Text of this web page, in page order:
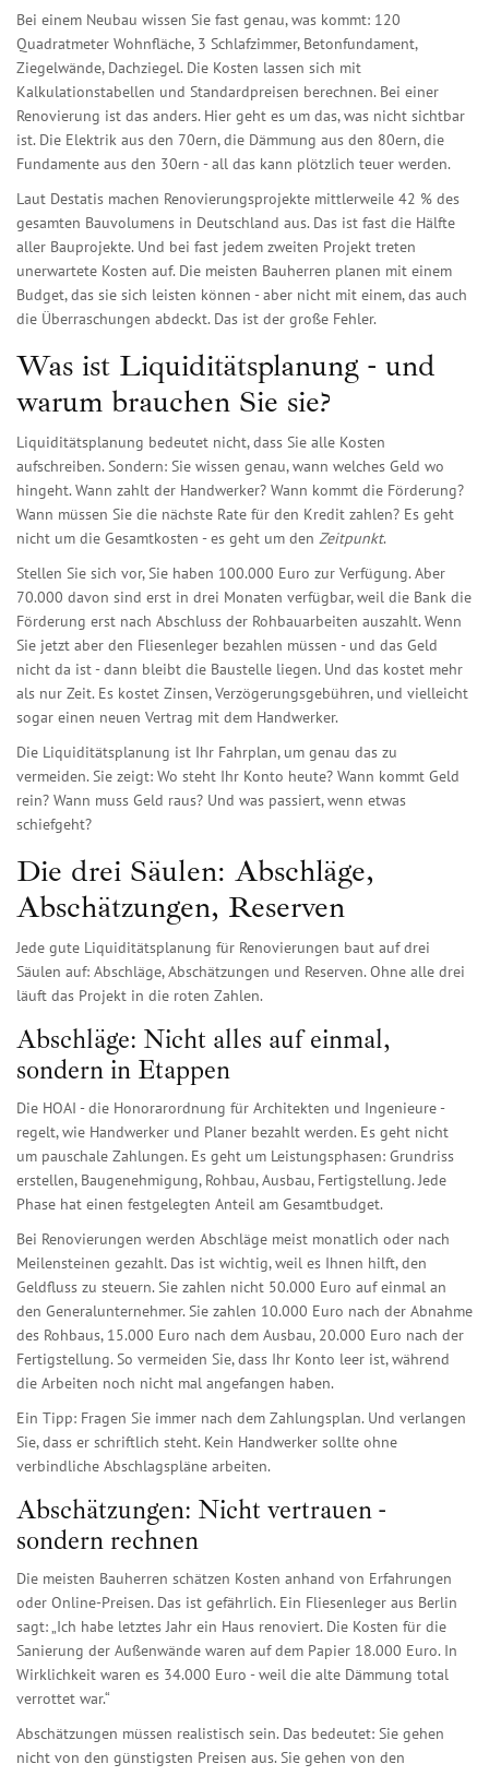
Bei einem Neubau wissen Sie fast genau, was kommt: 120
Quadratmeter Wohnfläche, 3 Schlafzimmer, Betonfundament,
Ziegelwände, Dachziegel. Die Kosten lassen sich mit
Kalkulationstabellen und Standardpreisen berechnen. Bei einer
Renovierung ist das anders. Hier geht es um das, was nicht sichtbar
ist. Die Elektrik aus den 70ern, die Dämmung aus den 80ern, die
Fundamente aus den 30ern - all das kann plötzlich teuer werden.
Laut Destatis machen Renovierungsprojekte mittlerweile 42 % des
gesamten Bauvolumens in Deutschland aus. Das ist fast die Hälfte
aller Bauprojekte. Und bei fast jedem zweiten Projekt treten
unerwartete Kosten auf. Die meisten Bauherren planen mit einem
Budget, das sie sich leisten können - aber nicht mit einem, das auch
die Überraschungen abdeckt. Das ist der große Fehler.
Was ist Liquiditätsplanung - und
warum brauchen Sie sie?
Liquiditätsplanung bedeutet nicht, dass Sie alle Kosten
aufschreiben. Sondern: Sie wissen genau, wann welches Geld wo
hingeht. Wann zahlt der Handwerker? Wann kommt die Förderung?
Wann müssen Sie die nächste Rate für den Kredit zahlen? Es geht
nicht um die Gesamtkosten - es geht um den Zeitpunkt.
Stellen Sie sich vor, Sie haben 100.000 Euro zur Verfügung. Aber
70.000 davon sind erst in drei Monaten verfügbar, weil die Bank die
Förderung erst nach Abschluss der Rohbauarbeiten auszahlt. Wenn
Sie jetzt aber den Fliesenleger bezahlen müssen - und das Geld
nicht da ist - dann bleibt die Baustelle liegen. Und das kostet mehr
als nur Zeit. Es kostet Zinsen, Verzögerungsgebühren, und vielleicht
sogar einen neuen Vertrag mit dem Handwerker.
Die Liquiditätsplanung ist Ihr Fahrplan, um genau das zu
vermeiden. Sie zeigt: Wo steht Ihr Konto heute? Wann kommt Geld
rein? Wann muss Geld raus? Und was passiert, wenn etwas
schiefgeht?
Die drei Säulen: Abschläge,
Abschätzungen, Reserven
Jede gute Liquiditätsplanung für Renovierungen baut auf drei
Säulen auf: Abschläge, Abschätzungen und Reserven. Ohne alle drei
läuft das Projekt in die roten Zahlen.
Abschläge: Nicht alles auf einmal,
sondern in Etappen
Die HOAI - die Honorarordnung für Architekten und Ingenieure -
regelt, wie Handwerker und Planer bezahlt werden. Es geht nicht
um pauschale Zahlungen. Es geht um Leistungsphasen: Grundriss
erstellen, Baugenehmigung, Rohbau, Ausbau, Fertigstellung. Jede
Phase hat einen festgelegten Anteil am Gesamtbudget.
Bei Renovierungen werden Abschläge meist monatlich oder nach
Meilensteinen gezahlt. Das ist wichtig, weil es Ihnen hilft, den
Geldfluss zu steuern. Sie zahlen nicht 50.000 Euro auf einmal an
den Generalunternehmer. Sie zahlen 10.000 Euro nach der Abnahme
des Rohbaus, 15.000 Euro nach dem Ausbau, 20.000 Euro nach der
Fertigstellung. So vermeiden Sie, dass Ihr Konto leer ist, während
die Arbeiten noch nicht mal angefangen haben.
Ein Tipp: Fragen Sie immer nach dem Zahlungsplan. Und verlangen
Sie, dass er schriftlich steht. Kein Handwerker sollte ohne
verbindliche Abschlagspläne arbeiten.
Abschätzungen: Nicht vertrauen -
sondern rechnen
Die meisten Bauherren schätzen Kosten anhand von Erfahrungen
oder Online-Preisen. Das ist gefährlich. Ein Fliesenleger aus Berlin
sagt: „Ich habe letztes Jahr ein Haus renoviert. Die Kosten für die
Sanierung der Außenwände waren auf dem Papier 18.000 Euro. In
Wirklichkeit waren es 34.000 Euro - weil die alte Dämmung total
verrottet war.“
Abschätzungen müssen realistisch sein. Das bedeutet: Sie gehen
nicht von den günstigsten Preisen aus. Sie gehen von den